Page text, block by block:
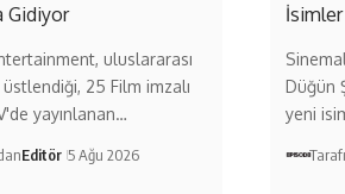
Gidiyor
uluslararası
üstlendiği, 25 Film imzalı
yayınlanan…
Editör 5 Ağu 2026
Düğün
yeni